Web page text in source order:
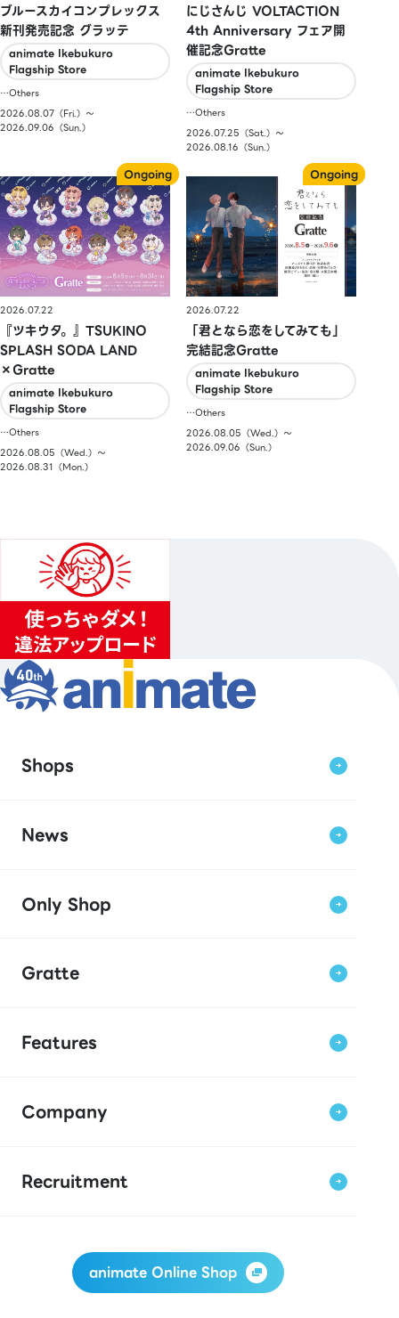
ブルースカイコンプレックス
新刊発売記念 グラッテ
animate Ikebukuro
Flagship Store
…Others
2026.08.07（Fri.）〜
2026.09.06（Sun.）
にじさんじ VOLTACTION
4th Anniversary フェア開
催記念Gratte
animate Ikebukuro
Flagship Store
…Others
2026.07.25（Sat.）〜
2026.08.16（Sun.）
2026.07.22
『ツキウタ。』TSUKINO
SPLASH SODA LAND
×Gratte
animate Ikebukuro
Flagship Store
…Others
2026.08.05（Wed.）〜
2026.08.31（Mon.）
2026.07.22
「君となら恋をしてみても」
完結記念Gratte
animate Ikebukuro
Flagship Store
…Others
2026.08.05（Wed.）〜
2026.09.06（Sun.）
Shops
News
Only Shop
Gratte
Features
Company
Recruitment
animate Online Shop